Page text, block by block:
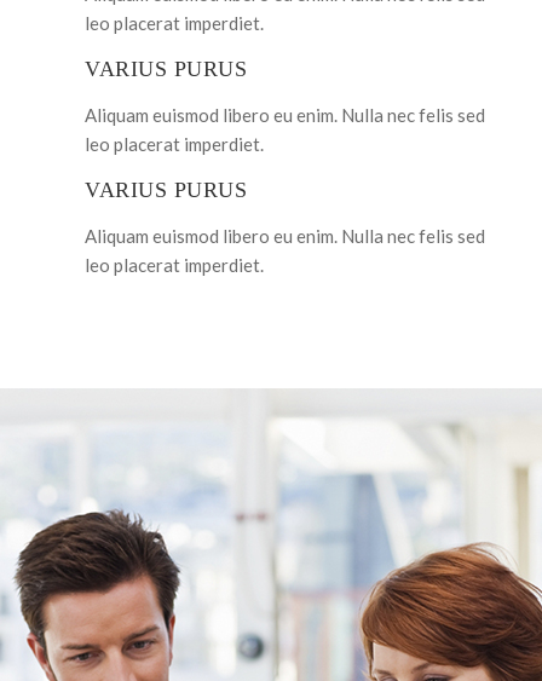
leo placerat imperdiet.
VARIUS PURUS
Aliquam euismod libero eu enim. Nulla nec felis sed
leo placerat imperdiet.
VARIUS PURUS
Aliquam euismod libero eu enim. Nulla nec felis sed
leo placerat imperdiet.